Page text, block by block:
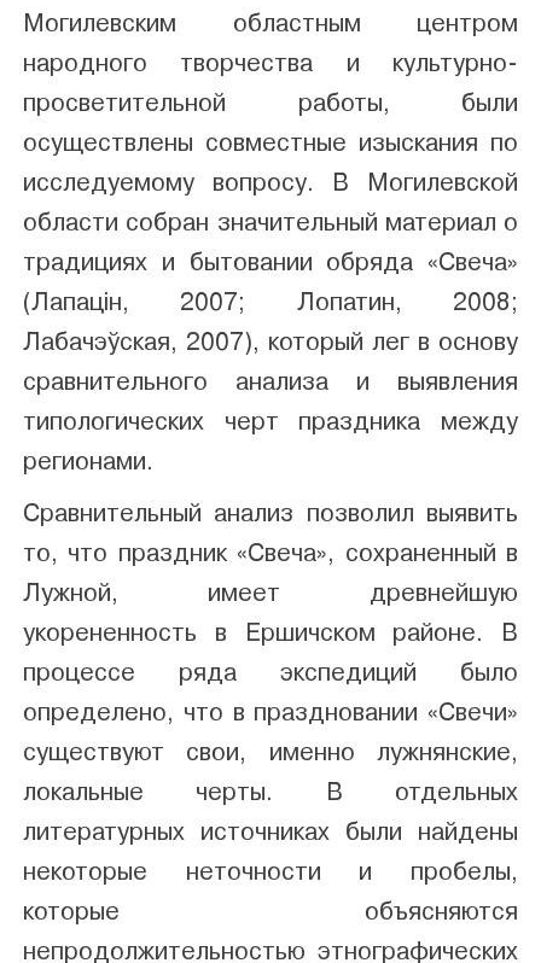
Могилевским областным центром
народного творчества и культурно-
просветительной работы, были
осуществлены совместные изыскания по
исследуемому вопросу. В Могилевской
области собран значительный материал о
традициях и бытовании обряда «Свеча»
(Лапацiн, 2007; Лопатин, 2008;
Лабачэўская, 2007), который лег в основу
сравнительного анализа и выявления
типологических черт праздника между
регионами.
Сравнительный анализ позволил выявить
то, что праздник «Свеча», сохраненный в
Лужной, имеет древнейшую
укорененность в Ершичском районе. В
процессе ряда экспедиций было
определено, что в праздновании «Свечи»
существуют свои, именно лужнянские,
локальные черты. В отдельных
литературных источниках были найдены
некоторые неточности и пробелы,
которые объясняются
непродолжительностью этнографических